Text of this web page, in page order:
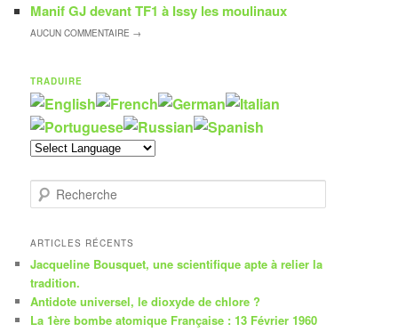
Manif GJ devant TF1 à Issy les moulinaux
AUCUNCOMMENTAIRE →
TRADUIRE
e
h
r
c
h
e
ARTICLES RÉCENTS
Jacqueline Bousquet, une scientifique apte à relier la
tradition.
Antidote universel, le dioxyde de chlore ?
La 1ère bombe atomique Française : 13 Février 1960